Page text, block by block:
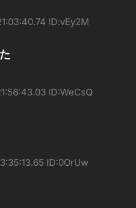
ID:vEy2M
ID:WeCsQ
ID:0OrUw